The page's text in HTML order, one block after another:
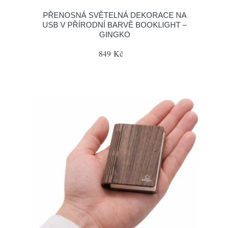
PŘENOSNÁ SVĚTELNÁ DEKORACE NA
USB V PŘÍRODNÍ BARVĚ BOOKLIGHT –
GINGKO
849 Kč